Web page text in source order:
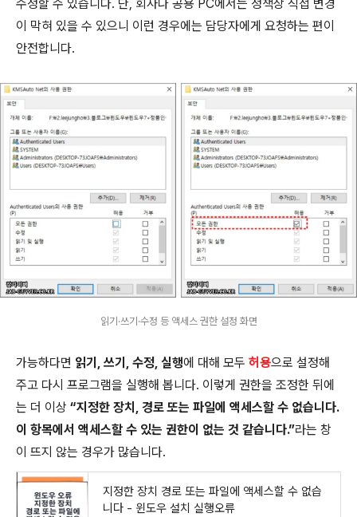
수정할 수 있습니다. 단, 회사나 공용 PC에서는 정책상 직접 변경
이 막혀 있을 수 있으니 이런 경우에는 담당자에게 요청하는 편이
안전합니다.
읽기·쓰기·수정 등 액세스 권한 설정 화면
가능하다면 읽기, 쓰기, 수정, 실행에 대해 모두 허용으로 설정해
주고 다시 프로그램을 실행해 봅니다. 이렇게 권한을 조정한 뒤에
는 더 이상 “지정한 장치, 경로 또는 파일에 액세스할 수 없습니다.
이 항목에서 액세스할 수 있는 권한이 없는 것 같습니다.”라는 창
이 뜨지 않는 경우가 많습니다.
지정한 장치 경로 또는 파일에 액세스할 수 없습
니다 - 윈도우 설치 실행오류